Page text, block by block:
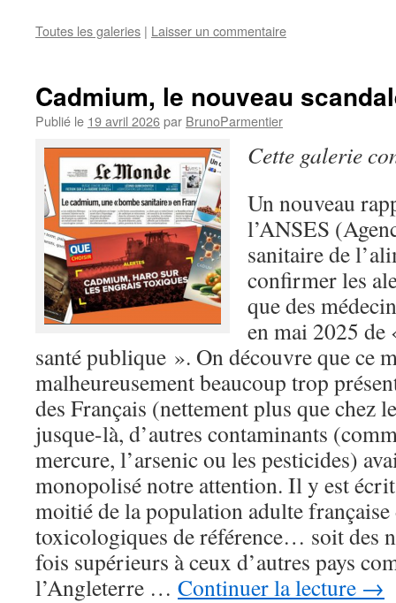
Toutes les galeries | Laisser un commentaire
Cadmium, le nouveau
Publié le 19 avril 2026par BrunoParmentier
Cette galerie
Un nouveau
l’ANSES
sanitaire de
confirmer les
que des
en mai 2025 de
santé publique ». On découvre que ce
malheureusement beaucoup trop
des Français (nettement plus que chez
jusque-là, d’autres contaminants
mercure, l’arsenic ou les pesticides)
monopolisé notre attention. Il y est
moitié de la population adulte française
toxicologiques de référence… soit des
fois supérieurs à ceux d’autres pays
l’Angleterre … Continuer la lecture →